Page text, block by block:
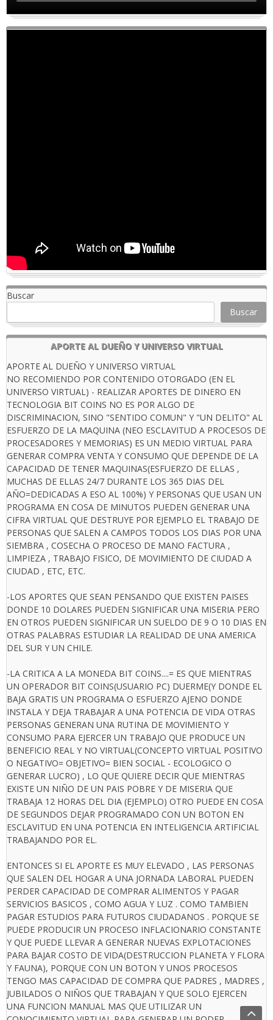
Buscar
Buscar
APORTE AL DUEÑO Y UNIVERSO VIRTUAL
APORTE AL DUEÑO Y UNIVERSO VIRTUAL
NO RECOMIENDO POR CONTENIDO OTORGADO (EN EL
UNIVERSO VIRTUAL) - REALIZAR APORTES DE DINERO EN
TECNOLOGIA BIT COINS NO ES POR ALGO DE
DISCRIMINACION, SINO "SENTIDO COMUN" Y "UN DELITO" AL
ESFUERZO DE LA MAQUINA (NEO ESCLAVITUD A PROCESOS DE
PROCESADORES Y MEMORIAS) ES UN MEDIO VIRTUAL PARA
GENERAR COMPRA VENTA Y CONSUMO QUE DEPENDE DE LA
CAPACIDAD DE TENER MAQUINAS(ESFUERZO DE ELLAS ,
MUCHAS DE ELLAS 24/7 DURANTE LOS 365 DIAS DEL
AÑO=DEDICADAS A ESO AL 100%) Y PERSONAS QUE USAN UN
PROGRAMA EN COSA DE MINUTOS PUEDEN GENERAR UNA
CIFRA VIRTUAL QUE DESTRUYE POR EJEMPLO EL TRABAJO DE
PERSONAS QUE SALEN A CAMPOS TODOS LOS DIAS POR UNA
SIEMBRA , COSECHA O PROCESO DE MANO FACTURA ,
LIMPIEZA , TRABAJO FISICO, DE MOVIMIENTO DE CIUDAD A
CIUDAD , ETC, ETC.
-LOS APORTES QUE SEAN PENSANDO QUE EXISTEN PAISES
DONDE 10 DOLARES PUEDEN SIGNIFICAR UNA MISERIA PERO
EN OTROS PUEDEN SIGNIFICAR UN SUELDO DE 9 O 10 DIAS EN
OTRAS PALABRAS ESTUDIAR LA REALIDAD DE UNA AMERICA
DEL SUR Y UN CHILE.
-LA CRITICA A LA MONEDA BIT COINS....= ES QUE MIENTRAS
UN OPERADOR BIT COINS(USUARIO PC) DUERME(Y DONDE EL
BAJA GRATIS UN PROGRAMA O ESFUERZO AJENO DONDE
INSTALA Y DEJA TRABAJAR A UNA POTENCIA DE VIDA OTRAS
PERSONAS GENERAN UNA RUTINA DE MOVIMIENTO Y
CONSUMO PARA EJERCER UN TRABAJO QUE PRODUCE UN
BENEFICIO REAL Y NO VIRTUAL(CONCEPTO VIRTUAL POSITIVO
O NEGATIVO= OBJETIVO= BIEN SOCIAL - ECOLOGICO O
GENERAR LUCRO) , LO QUE QUIERE DECIR QUE MIENTRAS
EXISTE UN NIÑO DE UN PAIS POBRE Y DE MISERIA QUE
TRABAJA 12 HORAS DEL DIA (EJEMPLO) OTRO PUEDE EN COSA
DE SEGUNDOS DEJAR PROGRAMADO CON UN BOTON EN
ESCLAVITUD EN UNA POTENCIA EN INTELIGENCIA ARTIFICIAL
TRABAJANDO POR EL.
ENTONCES SI EL APORTE ES MUY ELEVADO , LAS PERSONAS
QUE SALEN DEL HOGAR A UNA JORNADA LABORAL PUEDEN
PERDER CAPACIDAD DE COMPRAR ALIMENTOS Y PAGAR
SERVICIOS BASICOS , COMO AGUA Y LUZ . COMO TAMBIEN
PAGAR ESTUDIOS PARA FUTUROS CIUDADANOS . PORQUE SE
PUEDE PRODUCIR UN PROCESO INFLACIONARIO CONSTANTE
Y QUE PUEDE LLEVAR A GENERAR NUEVAS EXPLOTACIONES
PARA BAJAR COSTO DE VIDA(DESTRUCCION PLANETA Y FLORA
Y FAUNA), PORQUE CON UN BOTON Y UNOS PROCESOS
TENGO MAS CAPACIDAD DE COMPRA QUE PADRES , MADRES ,
JUBILADOS O NIÑOS QUE TRABAJAN Y QUE SOLO EJERCEN
UNA FUNCION MANUAL MAS QUE UTILIZAR UN